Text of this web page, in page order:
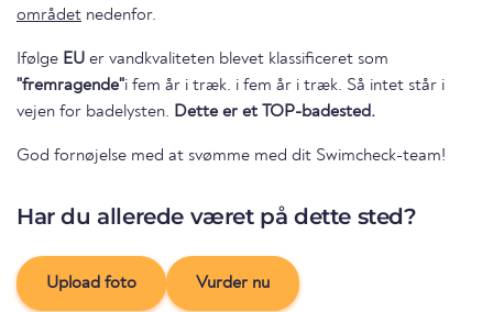
området nedenfor.
Ifølge EU er vandkvaliteten blevet klassificeret som
"fremragende"i fem år i træk. i fem år i træk. Så intet står i
vejen for badelysten. Dette er et TOP-badested.
God fornøjelse med at svømme med dit Swimcheck-team!
Har du allerede været på dette sted?
Upload foto Vurder nu